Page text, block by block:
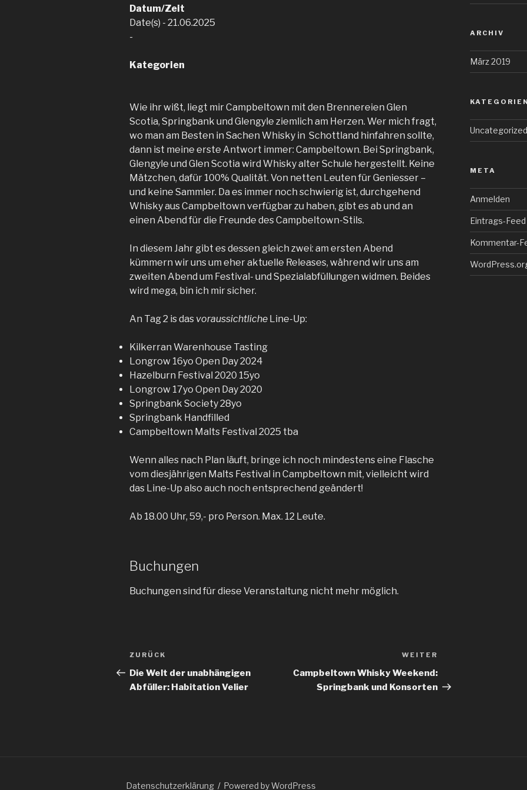
Datum/Zeit
Date(s) - 21.06.2025
-
Kategorien
Wie ihr wißt, liegt mir Campbeltown mit den Brennereien Glen
Scotia, Springbank und Glengyle ziemlich am Herzen. Wer mich fragt,
wo man am Besten in Sachen Whisky in Schottland hinfahren sollte,
dann ist meine erste Antwort immer: Campbeltown. Bei Springbank,
Glengyle und Glen Scotia wird Whisky alter Schule hergestellt. Keine
Mätzchen, dafür 100% Qualität. Von netten Leuten für Geniesser –
und keine Sammler. Da es immer noch schwierig ist, durchgehend
Whisky aus Campbeltown verfügbar zu haben, gibt es ab und an
einen Abend für die Freunde des Campbeltown-Stils.
In diesem Jahr gibt es dessen gleich zwei: am ersten Abend
kümmern wir uns um eher aktuelle Releases, während wir uns am
zweiten Abend um Festival- und Spezialabfüllungen widmen. Beides
wird mega, bin ich mir sicher.
An Tag 2 is das voraussichtliche Line-Up:
Kilkerran Warenhouse Tasting
Longrow 16yo Open Day 2024
Hazelburn Festival 2020 15yo
Longrow 17yo Open Day 2020
Springbank Society 28yo
Springbank Handfilled
Campbeltown Malts Festival 2025 tba
Wenn alles nach Plan läuft, bringe ich noch mindestens eine Flasche
vom diesjährigen Malts Festival in Campbeltown mit, vielleicht wird
das Line-Up also auch noch entsprechend geändert!
Ab 18.00 Uhr, 59,- pro Person. Max. 12 Leute.
Buchungen
Buchungen sind für diese Veranstaltung nicht mehr möglich.
Beitragsnavigation
Vorheriger
Beitrag
ZURÜCK
Die Welt der unabhängigen
Abfüller: Habitation Velier
WEITER
Campbeltown Whisky Weekend:
Springbank und Konsorten
ARCHIV
März 2019
Uncategorized
META
Anmelden
Eintrags-Feed
Kommentar-
Datenschutzerklärung Powered by WordPress